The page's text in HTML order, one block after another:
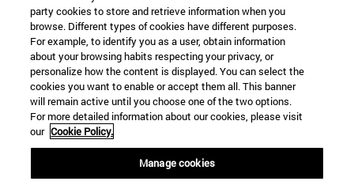
party cookies to store and retrieve information when you
browse. Different types of cookies have different purposes.
For example, to identify you as a user, obtain information
about your browsing habits respecting your privacy, or
personalize how the content is displayed. You can select the
cookies you want to enable or accept them all. This banner
will remain active until you choose one of the two options.
For more detailed information about our cookies, please visit
our Cookie Policy.
Manage cookies